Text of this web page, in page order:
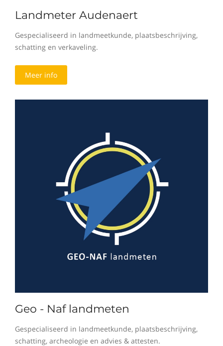
Landmeter Audenaert
Gespecialiseerd in landmeetkunde, plaatsbeschrijving,
schatting en verkaveling.
Meer info
Geo - Naf landmeten
Gespecialiseerd in landmeetkunde, plaatsbeschrijving,
schatting, archeologie en advies & attesten.